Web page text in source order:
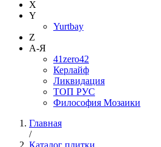
X
Y
Yurtbay
Z
А-Я
41zero42
Керлайф
Ликвидация
ТОП РУС
Философия Мозаики
Главная
/
Каталог плитки